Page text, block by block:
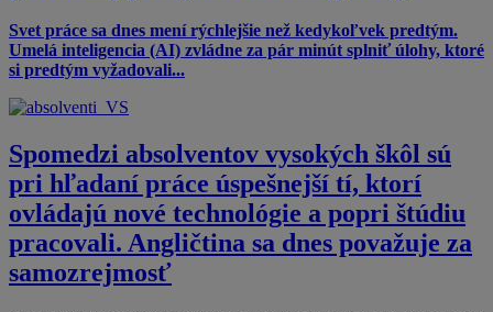
Svet práce sa dnes mení rýchlejšie než kedykoľvek predtým.
Umelá inteligencia (AI) zvládne za pár minút splniť úlohy, ktoré
si predtým vyžadovali...
Spomedzi absolventov vysokých škôl sú
pri hľadaní práce úspešnejší tí, ktorí
ovládajú nové technológie a popri štúdiu
pracovali. Angličtina sa dnes považuje za
samozrejmosť